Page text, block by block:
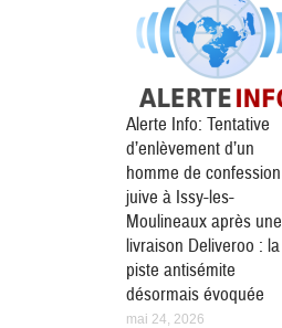
Alerte Info: Tentative
d’enlèvement d’un
homme de confession
juive à Issy-les-
Moulineaux après une
livraison Deliveroo : la
piste antisémite
désormais évoquée
mai 24, 2026